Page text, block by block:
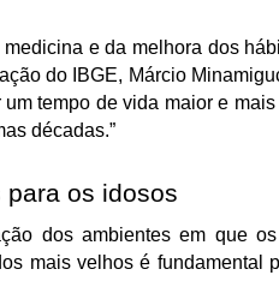
e da melhora dos
do IBGE, Márcio
tempo de vida maior e
décadas.”
os idosos
dos ambientes em que
mais velhos é fundamental